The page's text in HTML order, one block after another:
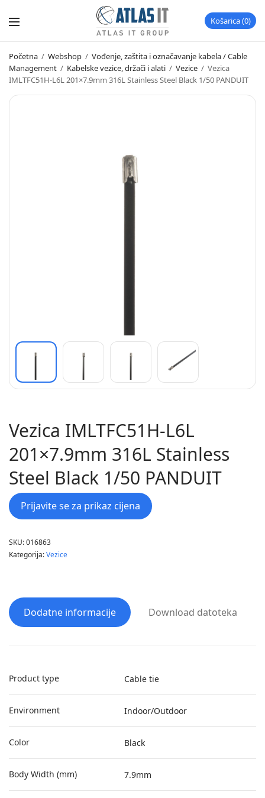
Košarica 0
Početna / Webshop / Vođenje, zaštita i označavanje kabela / Cable
Management / Kabelske vezice, držači i alati / Vezice / Vezica
IMLTFC51H-L6L 201×7.9mm 316L Stainless Steel Black 1/50 PANDUIT
Vezica IMLTFC51H-L6L
201×7.9mm 316L Stainless
Steel Black 1/50 PANDUIT
Prijavite se za prikaz cijena
SKU:016863
Kategorija:Vezice
Dodatne informacije Download datoteka
Product type Cable tie
Environment Indoor/Outdoor
Color Black
Body Width (mm) 7.9mm